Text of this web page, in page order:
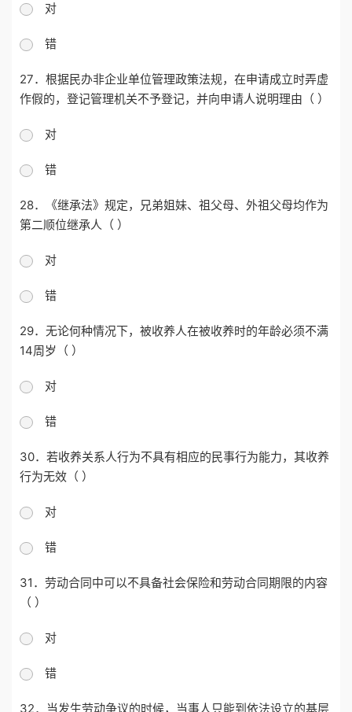
对
错
27．根据民办非企业单位管理政策法规，在申请成立时弄虚
作假的，登记管理机关不予登记，并向申请人说明理由（ ）
对
错
28．《继承法》规定，兄弟姐妹、祖父母、外祖父母均作为
第二顺位继承人（ ）
对
错
29．无论何种情况下，被收养人在被收养时的年龄必须不满
14周岁（ ）
对
错
30．若收养关系人行为不具有相应的民事行为能力，其收养
行为无效（ ）
对
错
31．劳动合同中可以不具备社会保险和劳动合同期限的内容
（ ）
对
错
32．当发生劳动争议的时候，当事人只能到依法设立的基层